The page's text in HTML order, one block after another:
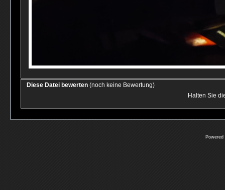
Diese Datei bewerten (noch keine Bewertung)
Halten Sie